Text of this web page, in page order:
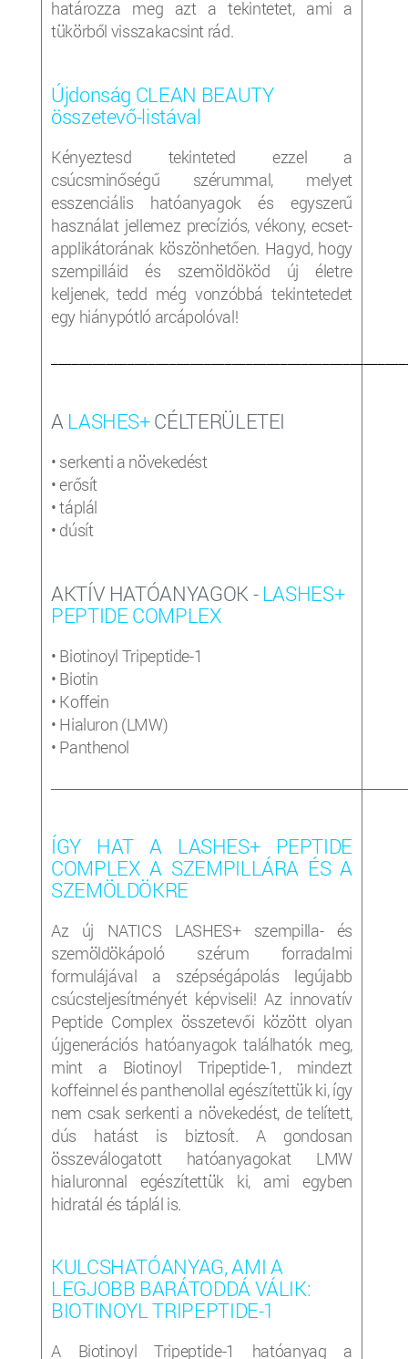
határozza meg azt a tekintetet, ami a
tükörből visszakacsint rád.
Újdonság CLEAN BEAUTY
összetevő-listával
Kényeztesd tekinteted ezzel a
csúcsminőségű szérummal, melyet
esszenciális hatóanyagok és egyszerű
használat jellemez precíziós, vékony, ecset-
applikátorának köszönhetően. Hagyd, hogy
szempilláid és szemöldököd új életre
keljenek, tedd még vonzóbbá tekintetedet
egy hiánypótló arcápolóval!
A LASHES+CÉLTERÜLETEI
• serkenti a növekedést
• erősít
• táplál
• dúsít
AKTÍV HATÓANYAGOK - LASHES+
PEPTIDE COMPLEX
• Biotinoyl Tripeptide-1
• Biotin
• Koffein
• Hialuron (LMW)
• Panthenol
ÍGY HAT A LASHES+ PEPTIDE
COMPLEX A SZEMPILLÁRA ÉS A
SZEMÖLDÖKRE
Az új NATICS LASHES+ szempilla- és
szemöldökápoló szérum forradalmi
formulájával a szépségápolás legújabb
csúcsteljesítményét képviseli! Az innovatív
Peptide Complex összetevői között olyan
újgenerációs hatóanyagok találhatók meg,
mint a Biotinoyl Tripeptide-1, mindezt
koffeinnel és panthenollal egészítettük ki, így
nem csak serkenti a növekedést, de telített,
dús hatást is biztosít. A gondosan
összeválogatott hatóanyagokat LMW
hialuronnal egészítettük ki, ami egyben
hidratál és táplál is.
KULCSHATÓANYAG, AMI A
LEGJOBB BARÁTODDÁ VÁLIK:
BIOTINOYL TRIPEPTIDE-1
A Biotinoyl Tripeptide-1 hatóanyag a